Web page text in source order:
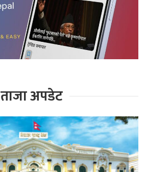
ताजा अपडेट